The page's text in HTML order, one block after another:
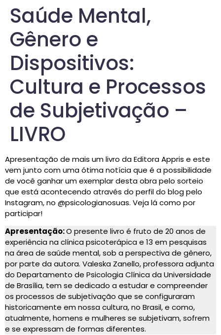
Saúde Mental,
Gênero e
Dispositivos:
Cultura e Processos
de Subjetivação –
LIVRO
Apresentação de mais um livro da Editora Appris e este
vem junto com uma ótima notícia que é a possibilidade
de você ganhar um exemplar desta obra pelo sorteio
que está acontecendo através do perfil do blog pelo
Instagram, no @psicologianosuas. Veja lá como por
participar!
Apresentação:O presente livro é fruto de 20 anos de
experiência na clínica psicoterápica e 13 em pesquisas
na área de saúde mental, sob a perspectiva de gênero,
por parte da autora. Valeska Zanello, professora adjunta
do Departamento de Psicologia Clínica da Universidade
de Brasília, tem se dedicado a estudar e compreender
os processos de subjetivação que se configuraram
historicamente em nossa cultura, no Brasil, e como,
atualmente, homens e mulheres se subjetivam, sofrem
e se expressam de formas diferentes.